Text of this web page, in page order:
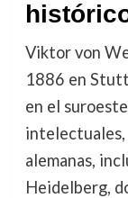
Viktor von
1886 en
en el
intelectuales,
alemanas,
Heidelberg,